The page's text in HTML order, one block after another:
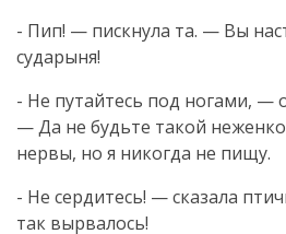
- Пип! — пискнула та. — Вы
сударыня!
- Не путайтесь под ногами, —
— Да не будьте такой
нервы, но я никогда не пищу.
- Не сердитесь! — сказала
так вырвалось!